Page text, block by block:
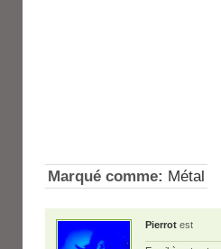
Marqué comme: Métal
Pierrot est